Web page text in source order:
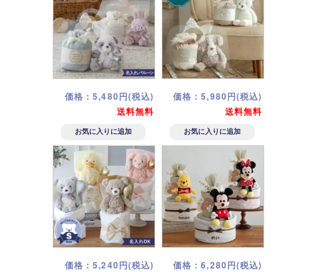
価格：5,480円(税込)
送料無料
価格：5,980円(税込)
送料無料
価格：5,240円(税込) 価格：6,280円(税込)